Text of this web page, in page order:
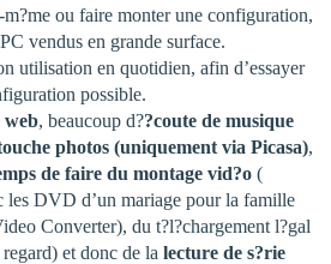
ou faire monter une configuration,
vendus en grande surface.
utilisation en quotidien, afin d’essayer
possible.
web, beaucoup d??coute de musique
photos (uniquement via Picasa),
de faire du montage vid?o (
les DVD d’un mariage pour la famille
Converter), du t?l?chargement l?gal
et donc de la lecture de s?rie